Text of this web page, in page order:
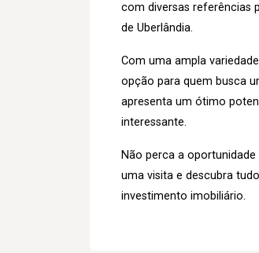
com diversas referências
de Uberlândia.
Com uma ampla
opção para quem busca
apresenta um ótimo
interessante.
Não perca a
uma visita e descubra
investimento imobiliário.